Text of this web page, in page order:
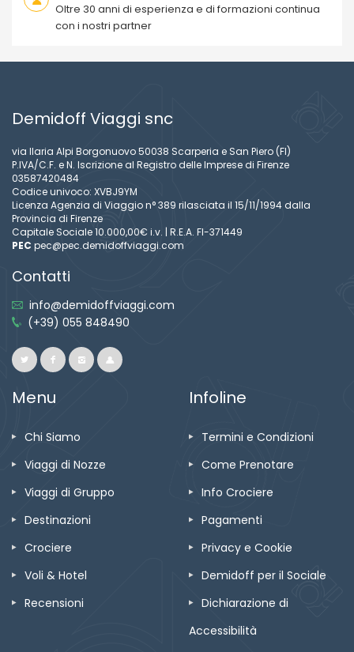
Oltre 30 anni di esperienza e di formazioni continua
con i nostri partner
Demidoff Viaggi snc
via Ilaria Alpi Borgonuovo 50038 Scarperia e San Piero (FI)
P.IVA/C.F. e N. Iscrizione al Registro delle Imprese di Firenze
03587420484
Codice univoco: XVBJ9YM
Licenza Agenzia di Viaggio n° 389 rilasciata il 15/11/1994 dalla
Provincia di Firenze
Capitale Sociale 10.000,00€ i.v. | R.E.A. FI-371449
PEC pec@pec.demidoffviaggi.com
Contatti
info@demidoffviaggi.com
(+39) 055 848490
Menu
Chi Siamo
Viaggi di Nozze
Viaggi di Gruppo
Destinazioni
Crociere
Voli & Hotel
Recensioni
Infoline
Termini e Condizioni
Come Prenotare
Info Crociere
Pagamenti
Privacy e Cookie
Demidoff per il Sociale
Dichiarazione di
Accessibilità